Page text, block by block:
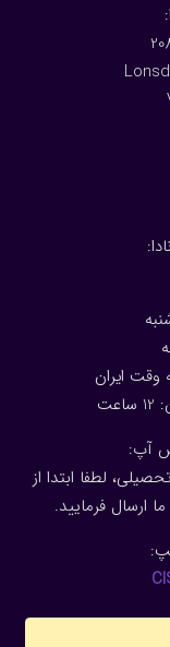
2 ساعت
آپ:
لطفا ابتدا از
ارسال فرمایید.